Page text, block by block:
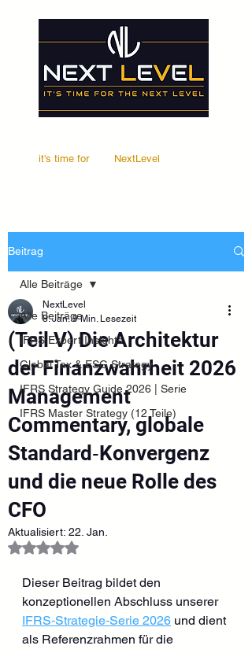
it's time for NextLevel
Beitrag
Alle Beiträge
IFRS Expert Insights
Global Tax & ESG Strategy
IFRS Strategy Guide 2026 | Serie
IFRS Master Strategy (12 Teile)
Alle Beiträge
(Teil V) Die Architektur
der Finanzwahrheit 2026
Management
Commentary, globale
Standard‑Konvergenz
und die neue Rolle des
CFO
NextLevel
8. Jan. 9 Min. Lesezeit
Aktualisiert: 22. Jan.
Mit NaN von 5 Sternen bewertet.
Dieser Beitrag bildet den
konzeptionellen Abschluss unserer
IFRS‑Strategie‑Serie 2026 und dient
als Referenzrahmen für die